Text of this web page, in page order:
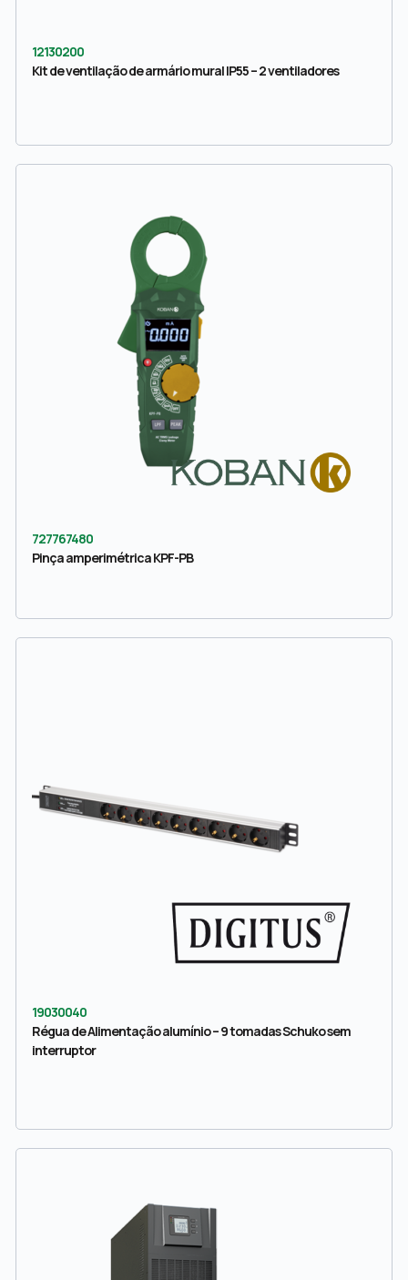
12130200
Kit de ventilação de armário mural IP55 – 2 ventiladores
727767480
Pinça amperimétrica KPF-PB
19030040
Régua de Alimentação alumínio – 9 tomadas Schuko sem
interruptor